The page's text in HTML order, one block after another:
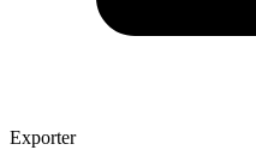
Exporter